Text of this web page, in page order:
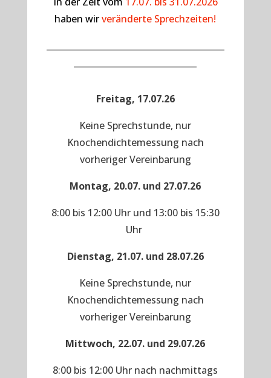
haben wirveränderte Sprechzeiten!
Freitag, 17.07.26
Keine Sprechstunde, nur
Knochendichtemessung nach
vorheriger Vereinbarung
Montag, 20.07. und 27.07.26
8:00 bis 12:00 Uhr und 13:00 bis 15:30
Uhr
Dienstag, 21.07. und 28.07.26
Keine Sprechstunde, nur
Knochendichtemessung nach
vorheriger Vereinbarung
Mittwoch, 22.07. und 29.07.26
8:00 bis 12:00 Uhr nach nachmittags